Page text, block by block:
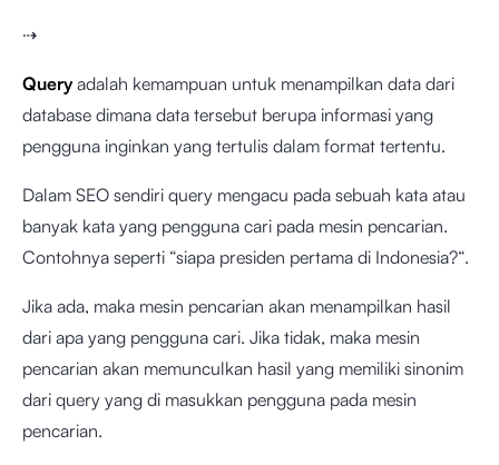
⇢
Queryadalah kemampuan untuk menampilkan data dari
database dimana data tersebut berupa informasi yang
pengguna inginkan yang tertulis dalam format tertentu.
Dalam SEO sendiri query mengacu pada sebuah kata atau
banyak kata yang pengguna cari pada mesin pencarian.
Contohnya seperti “siapa presiden pertama di Indonesia?“.
Jika ada, maka mesin pencarian akan menampilkan hasil
dari apa yang pengguna cari. Jika tidak, maka mesin
pencarian akan memunculkan hasil yang memiliki sinonim
dari query yang di masukkan pengguna pada mesin
pencarian.